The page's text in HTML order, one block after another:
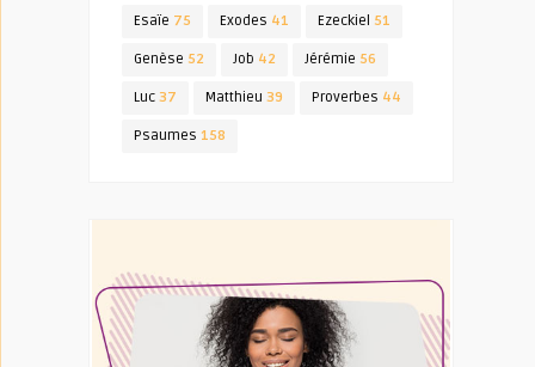
Esaïe 75 Exodes 41 Ezeckiel 51
Genèse 52 Job 42 Jérémie 56
Luc 37 Matthieu 39 Proverbes 44
Psaumes 158